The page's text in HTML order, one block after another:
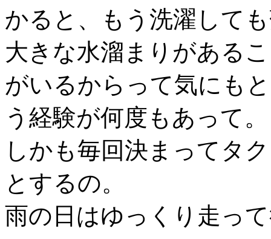
かると、もう洗濯して
大きな水溜まりがある
がいるからって気にも
う経験が何度もあって。
しかも毎回決まってタ
とするの。
雨の日はゆっくり走っ